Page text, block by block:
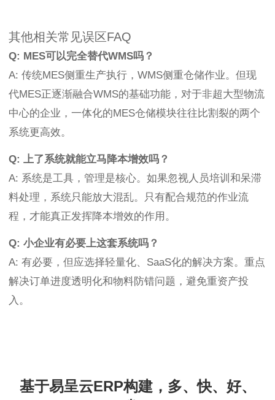
其他相关常见误区FAQ
Q: MES可以完全替代WMS吗？
A: 传统MES侧重生产执行，WMS侧重仓储作业。但现
代MES正逐渐融合WMS的基础功能，对于非超大型物流
中心的企业，一体化的MES仓储模块往往比割裂的两个
系统更高效。
Q: 上了系统就能立马降本增效吗？
A: 系统是工具，管理是核心。如果忽视人员培训和呆滞
料处理，系统只能放大混乱。只有配合规范的作业流
程，才能真正发挥降本增效的作用。
Q: 小企业有必要上这套系统吗？
A: 有必要，但应选择轻量化、SaaS化的解决方案。重点
解决订单进度透明化和物料防错问题，避免重资产投
入。
基于易呈云ERP构建，多、快、好、